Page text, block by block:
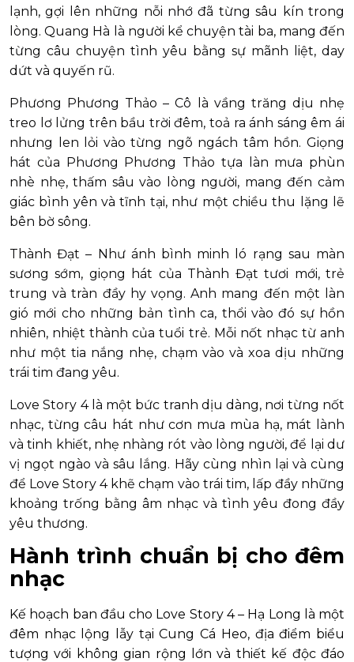
lạnh, gợi lên những nỗi nhớ đã từng sâu kín trong
lòng. Quang Hà là người kể chuyện tài ba, mang đến
từng câu chuyện tình yêu bằng sự mãnh liệt, day
dứt và quyến rũ.
Phương Phương Thảo – Cô là vầng trăng dịu nhẹ
treo lơ lửng trên bầu trời đêm, toả ra ánh sáng êm ái
nhưng len lỏi vào từng ngõ ngách tâm hồn. Giọng
hát của Phương Phương Thảo tựa làn mưa phùn
nhè nhẹ, thấm sâu vào lòng người, mang đến cảm
giác bình yên và tĩnh tại, như một chiều thu lặng lẽ
bên bờ sông.
Thành Đạt – Như ánh bình minh ló rạng sau màn
sương sớm, giọng hát của Thành Đạt tươi mới, trẻ
trung và tràn đầy hy vọng. Anh mang đến một làn
gió mới cho những bản tình ca, thổi vào đó sự hồn
nhiên, nhiệt thành của tuổi trẻ. Mỗi nốt nhạc từ anh
như một tia nắng nhẹ, chạm vào và xoa dịu những
trái tim đang yêu.
Love Story 4 là một bức tranh dịu dàng, nơi từng nốt
nhạc, từng câu hát như cơn mưa mùa hạ, mát lành
và tinh khiết, nhẹ nhàng rót vào lòng người, để lại dư
vị ngọt ngào và sâu lắng. Hãy cùng nhìn lại và cùng
để Love Story 4 khẽ chạm vào trái tim, lấp đầy những
khoảng trống bằng âm nhạc và tình yêu đong đầy
yêu thương.
Hành trình chuẩn bị cho đêm
nhạc
Kế hoạch ban đầu cho Love Story 4 – Hạ Long là một
đêm nhạc lộng lẫy tại Cung Cá Heo, địa điểm biểu
tượng với không gian rộng lớn và thiết kế độc đáo